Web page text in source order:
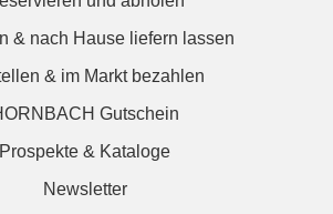
& nach Hause liefern lassen
& im Markt bezahlen
Gutschein
Prospekte & Kataloge
Newsletter